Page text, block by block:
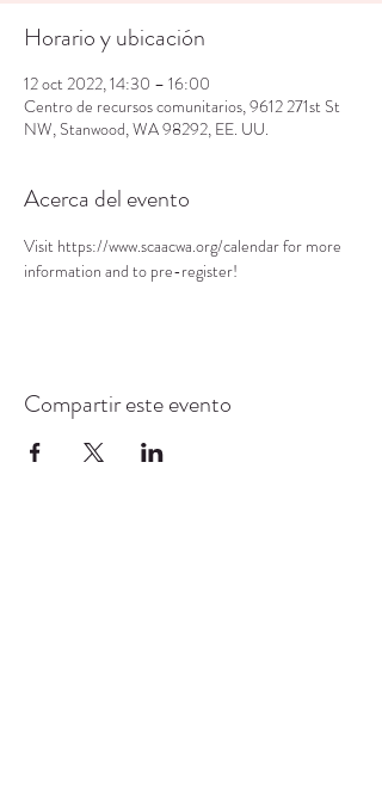
Horario y ubicación
12 oct 2022, 14:30 – 16:00
Centro de recursos comunitarios, 9612 271st St
NW, Stanwood, WA 98292, EE. UU.
Acerca del evento
Visit https://www.scaacwa.org/calendar for more
information and to pre-register!
Compartir este evento